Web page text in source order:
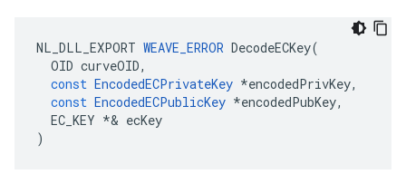
NL_DLL_EXPORT WEAVE_ERROR DecodeECKey(
OID curveOID,
const EncodedECPrivateKey *encodedPrivKey,
const EncodedECPublicKey *encodedPubKey,
EC_KEY *& ecKey
)